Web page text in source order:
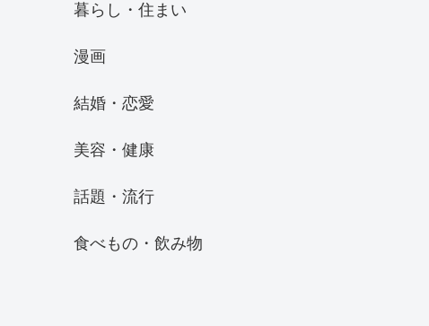
暮らし・住まい
漫画
結婚・恋愛
美容・健康
話題・流行
食べもの・飲み物